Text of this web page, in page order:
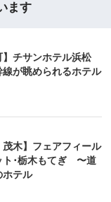
ます
】チサンホテル浜松
が眺められるホテル
茂木】フェアフィール
ト･栃木もてぎ 〜道
ホテル